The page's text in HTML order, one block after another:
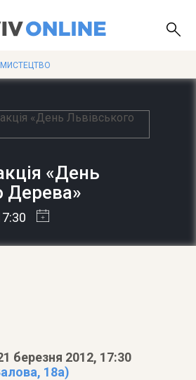
МИСТЕЦТВО
«День
Дерева»
березня 2012, 17:30
18а)